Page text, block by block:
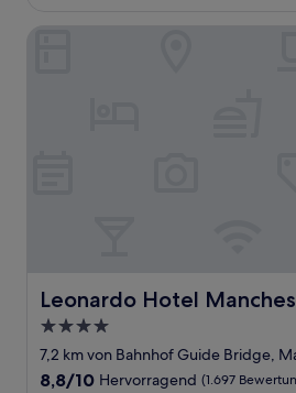
Leonardo Hotel
Leonardo Hotel Manchester
4.0-
Sterne-
Unterkunft
7,2 km von Bahnhof Guide Bridge,
8.8
8,8/10 Hervorragend (1.697